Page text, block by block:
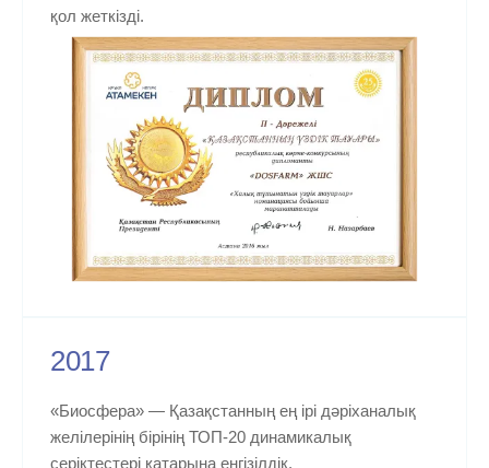
қол жеткізді.
2017
«Биосфера» — Қазақстанның ең ірі дәріханалық
желілерінің бірінің ТОП-20 динамикалық
серіктестері қатарына енгізілдік.